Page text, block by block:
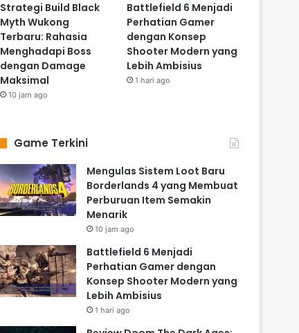
Strategi Build Black
Myth Wukong
Terbaru: Rahasia
Menghadapi Boss
dengan Damage
Maksimal
10 jam ago
Battlefield 6 Menjadi
Perhatian Gamer
dengan Konsep
Shooter Modern yang
Lebih Ambisius
1 hari ago
Game Terkini
Mengulas Sistem Loot Baru
Borderlands 4 yang Membuat
Perburuan Item Semakin
Menarik
10 jam ago
Battlefield 6 Menjadi
Perhatian Gamer dengan
Konsep Shooter Modern yang
Lebih Ambisius
1 hari ago